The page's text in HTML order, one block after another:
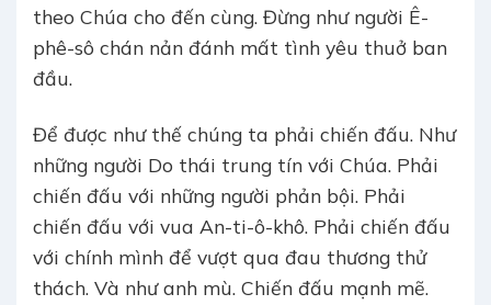
theo Chúa cho đến cùng. Đừng như người Ê-
phê-sô chán nản đánh mất tình yêu thuở ban
đầu.
Để được như thế chúng ta phải chiến đấu. Như
những người Do thái trung tín với Chúa. Phải
chiến đấu với những người phản bội. Phải
chiến đấu với vua An-ti-ô-khô. Phải chiến đấu
với chính mình để vượt qua đau thương thử
thách. Và như anh mù. Chiến đấu mạnh mẽ.